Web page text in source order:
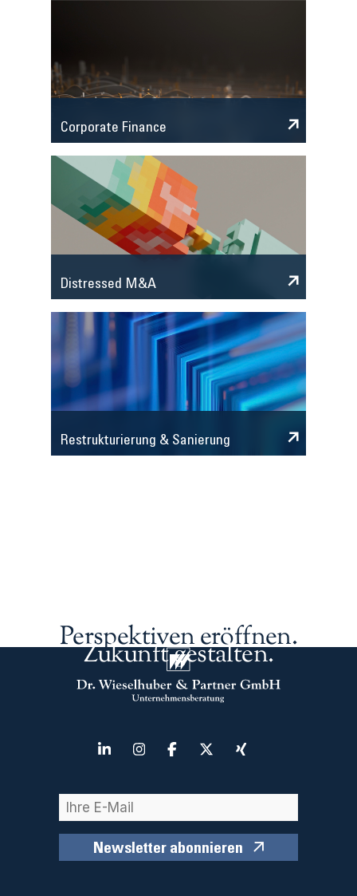
Corporate Finance
Distressed M&A
Restrukturierung & Sanierung
Newsletter abonnieren
Perspektiven eröffnen.
Zukunft gestalten.